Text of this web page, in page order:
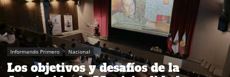
Informando Primero Nacional
Los objetivos y desafíos de la